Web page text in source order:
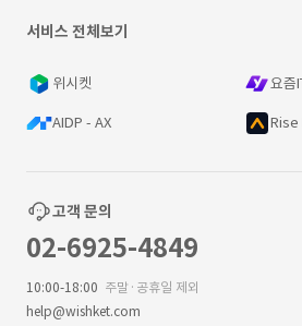
서비스 전체보기
위시켓 요즘
AIDP - AX Rise
고객 문의
02-6925-4849
10:00-18:00 주말·공휴일 제외
help@wishket.com